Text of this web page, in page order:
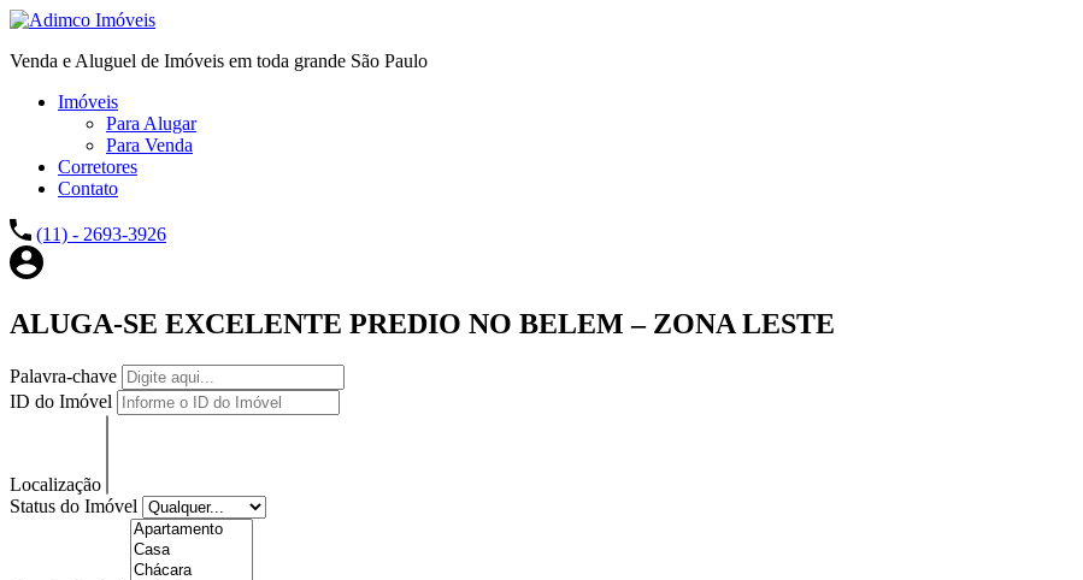
Venda e Aluguel de Imóveis em toda grande São Paulo
Imóveis
Para Alugar
Para Venda
Corretores
Contato
(11) - 2693-3926
ALUGA-SE EXCELENTE PREDIO NO BELEM – ZONA LESTE
Palavra-chave
ID do Imóvel
Localização
Status do Imóvel